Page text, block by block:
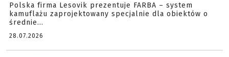
Polska firma Lesovik prezentuje FARBA – system
kamuflażu zaprojektowany specjalnie dla obiektów o
średnie...
28.07.2026